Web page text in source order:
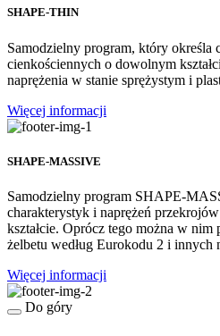
SHAPE-THIN
Samodzielny program, który określa
cienkościennych o dowolnym
naprężenia w stanie sprężystym i
Więcej informacji
SHAPE-MASSIVE
Samodzielny program SHAPE-
charakterystyk i naprężeń
kształcie. Oprócz tego można w
żelbetu według Eurokodu 2 i innych
Więcej informacji
Do góry